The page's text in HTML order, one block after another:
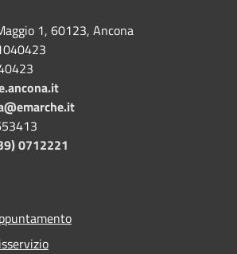
1, 60123, Ancona
0712221